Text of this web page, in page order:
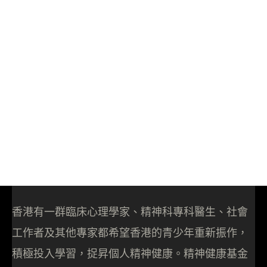
香港有一群臨床心理學家、精神科專科醫生、社會
工作者及其他專家都希望香港的青少年重新振作，
積極投入學習，捉昇個人精神健康。精神健康基金